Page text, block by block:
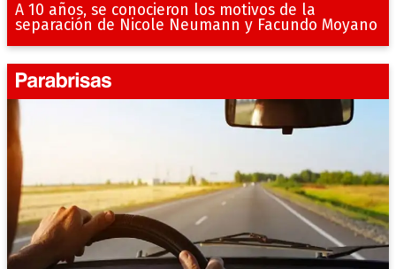
A 10 años, se conocieron los motivos de la
separación de Nicole Neumann y Facundo Moyano